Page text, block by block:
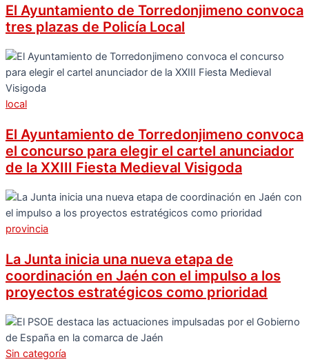
El Ayuntamiento de Torredonjimeno convoca
tres plazas de Policía Local
local
El Ayuntamiento de Torredonjimeno convoca
el concurso para elegir el cartel anunciador
de la XXIII Fiesta Medieval Visigoda
provincia
La Junta inicia una nueva etapa de
coordinación en Jaén con el impulso a los
proyectos estratégicos como prioridad
Sin categoría